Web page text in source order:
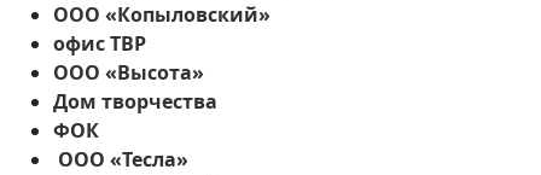
ООО «Копыловский»
офис ТВР
ООО «Высота»
Дом творчества
ФОК
ООО «Тесла»